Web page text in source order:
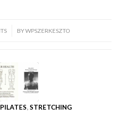
BYWPSZERKESZTO
PILATES,STRETCHING